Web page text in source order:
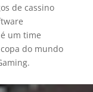
de cassino
um time
do mundo